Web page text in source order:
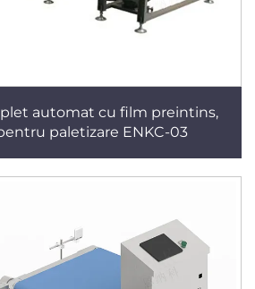
automat cu film preintins,
paletizare ENKC-03